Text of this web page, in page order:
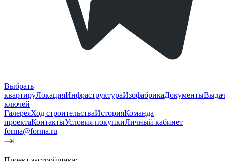
Выбрать
квартируЛокацияИнфраструктураИзофабрикаДокументы
ключей
ГалереяХод строительстваИсторияКоманда
проектаКонтактыУсловия покупкиЛичный кабинет
forma@forma.ru